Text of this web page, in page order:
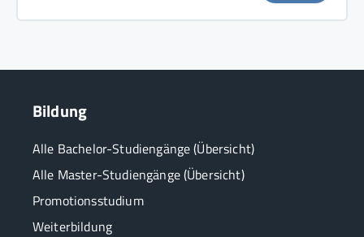
Bildung
Alle Bachelor-Studiengänge (Übersicht)
Alle Master-Studiengänge (Übersicht)
Promotionsstudium
Weiterbildung